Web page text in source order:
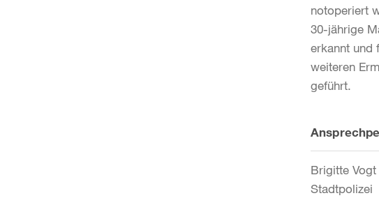
notoperiert
30-jährige
erkannt und
weiteren
geführt.
Brigitte Vogt
Stadtpolizei